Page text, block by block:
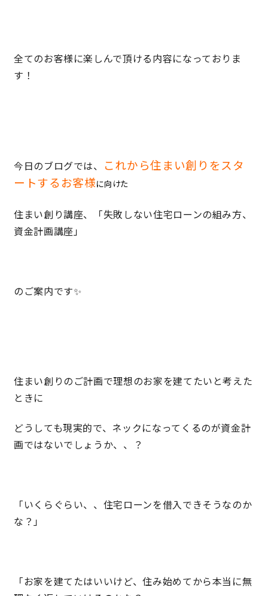
サイトマップ
CLOSE
全てのお客様に楽しんで頂ける内容になっておりま
す！
今日のブログでは、
これから住まい創りをスタ
ートするお客様に向けた
住まい創り講座、「失敗しない住宅ローンの組み方、
資金計画講座」
のご案内です✨
住まい創りのご計画で理想のお家を建てたいと考えた
ときに
どうしても現実的で、ネックになってくるのが資金計
画ではないでしょうか、、？
「いくらぐらい、、住宅ローンを借入できそうなのか
な？」
「お家を建てたはいいけど、住み始めてから本当に無